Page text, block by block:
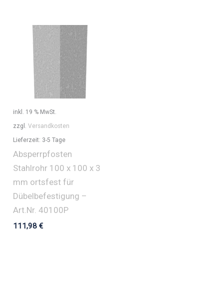
inkl. 19 % MwSt.
zzgl.Versandkosten
Lieferzeit: 3-5 Tage
Absperrpfosten
Stahlrohr 100 x 100 x 3
mm ortsfest für
Dübelbefestigung –
Art.Nr. 40100P
111,98€